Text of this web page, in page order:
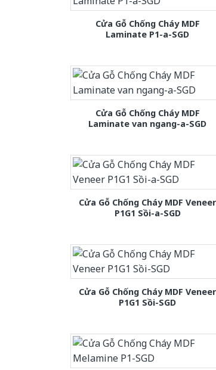
Cửa Gỗ Chống Cháy MDF
Laminate P1-a-SGD
Cửa Gỗ Chống Cháy MDF
Laminate van ngang-a-SGD
Cửa Gỗ Chống Cháy MDF Veneer
P1G1 Sồi-a-SGD
Cửa Gỗ Chống Cháy MDF Veneer
P1G1 Sồi-SGD